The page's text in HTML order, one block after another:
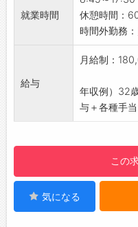
ています♪
■テクニカル
故障車を持
ることが多
車の不具合
が完了する
お客様から
になっていま
達成感は大
では乗れな
スカーなど
会社が援助）
制度です♪
■保養・宿泊
ナーズホテ
士でのリフ
■月2回の2
・自動車販
斉休日を確
移動を追求
より良い環
【働き方に
■若い世代が
・環境整備
てノートPC
し、従業員
・4ヶ月に1
し合いを計
ています！
【未経験者歓
・未経験か
スがここに
寧に指導い
【年間休日
・働き方改
を目指し、
ーム分けを
・やる気次
就業時間
休憩時間：
時間外勤務
給与
月給制：
年収例）32
与＋各種手当
この
気になる